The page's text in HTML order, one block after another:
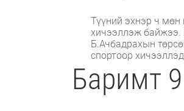
Түүний эхнэр ч мөн
хичээллэж
Б.Ачбадрахын
спортоор
Баримт 9